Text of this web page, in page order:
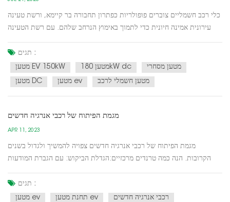
כלי רכב חשמליים צוברים פופולריות כפתרון תחבורה בר קיימא, ורשת טעינה
עירונית אמינה חיונית כדי לתמוך באימוץ הנרחב שלהם. עם רשת הטעינה
שלום מחרדת טווח ושלום לטעינה ללא טרחה!תכונות עיקריות:כיסוי רחב:
תגים :
מטען EV 150kW
מטען 180kW dc
מטען מסחרי
מטען DC
מטען ev מטען חשמלי לרכב
מגמת הפיתוח של רכבי אנרגיה חדשים
APR 11, 2023
מגמת הפיתוח של רכבי אנרגיה חדשים צפויה להמשיך ולגדול בשנים
הקרובות. הנה כמה טרנדים מרכזיים:הגדלת הביקוש: עם הגברת המודעות
מגמה זו צפויה להימשך בשנים הקרובות ככל שיותר אנשים יהיו מודעים
תגים :
מטען ev
תחנת מטען ev
רכבי אנרגיה חדשים